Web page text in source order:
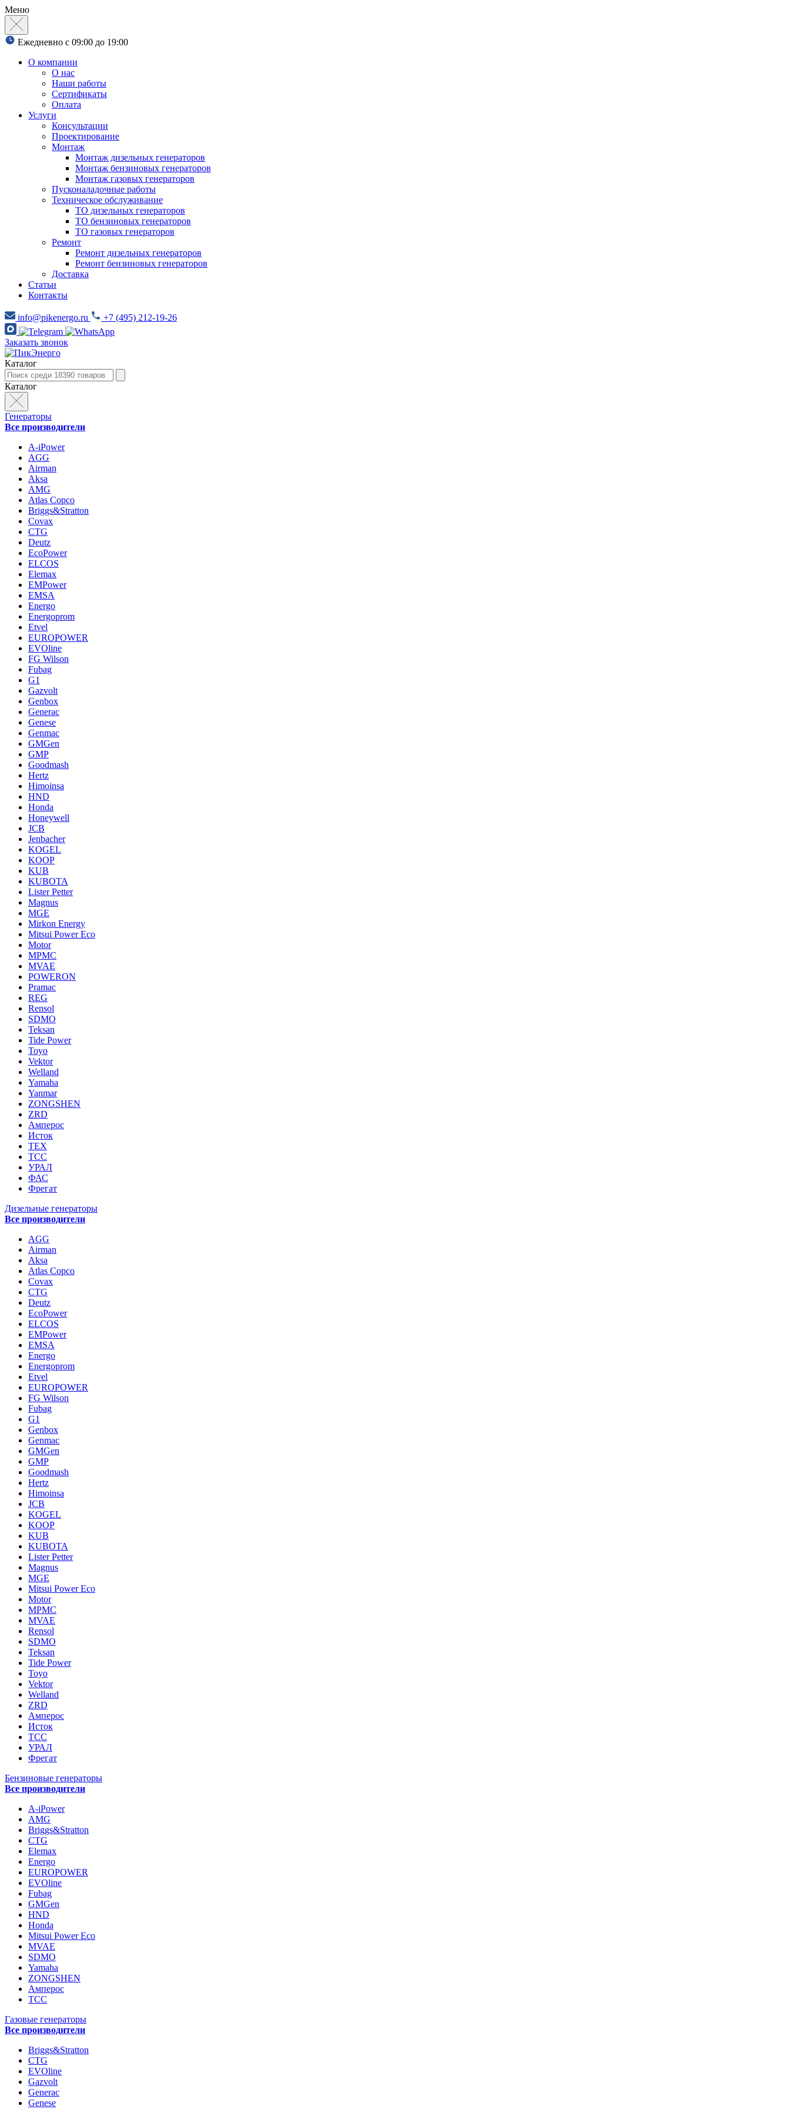
Меню
Ежедневно с 09:00 до 19:00
О компании
О нас
Наши работы
Сертификаты
Оплата
Услуги
Консультации
Проектирование
Монтаж
Монтаж дизельных генераторов
Монтаж бензиновых генераторов
Монтаж газовых генераторов
Пусконаладочные работы
Техническое обслуживание
ТО дизельных генераторов
ТО бензиновых генераторов
ТО газовых генераторов
Ремонт
Ремонт дизельных генераторов
Ремонт бензиновых генераторов
Доставка
Статьи
Контакты
info@pikenergo.ru +7 (495) 212-19-26
Заказать звонок
Каталог
Каталог
Генераторы
Все производители
A-iPower
AGG
Airman
Aksa
AMG
Atlas Copco
Briggs&Stratton
Covax
CTG
Deutz
EcoPower
ELCOS
Elemax
EMPower
EMSA
Energo
Energoprom
Etvel
EUROPOWER
EVOline
FG Wilson
Fubag
G1
Gazvolt
Genbox
Generac
Genese
Genmac
GMGen
GMP
Goodmash
Hertz
Himoinsa
HND
Honda
Honeywell
JCB
Jenbacher
KOGEL
KOOP
KUB
KUBOTA
Lister Petter
Magnus
MGE
Mirkon Energy
Mitsui Power Eco
Motor
MPMC
MVAE
POWERON
Pramac
REG
Rensol
SDMO
Teksan
Tide Power
Toyo
Vektor
Welland
Yamaha
Yanmar
ZONGSHEN
ZRD
Амперос
Исток
ТЕХ
ТСС
УРАЛ
ФАС
Фрегат
Дизельные генераторы
Все производители
AGG
Airman
Aksa
Atlas Copco
Covax
CTG
Deutz
EcoPower
ELCOS
EMPower
EMSA
Energo
Energoprom
Etvel
EUROPOWER
FG Wilson
Fubag
G1
Genbox
Genmac
GMGen
GMP
Goodmash
Hertz
Himoinsa
JCB
KOGEL
KOOP
KUB
KUBOTA
Lister Petter
Magnus
MGE
Mitsui Power Eco
Motor
MPMC
MVAE
Rensol
SDMO
Teksan
Tide Power
Toyo
Vektor
Welland
ZRD
Амперос
Исток
ТСС
УРАЛ
Фрегат
Бензиновые генераторы
Все производители
A-iPower
AMG
Briggs&Stratton
CTG
Elemax
Energo
EUROPOWER
EVOline
Fubag
GMGen
HND
Honda
Mitsui Power Eco
MVAE
SDMO
Yamaha
ZONGSHEN
Амперос
ТСС
Газовые генераторы
Все производители
Briggs&Stratton
CTG
EVOline
Gazvolt
Generac
Genese